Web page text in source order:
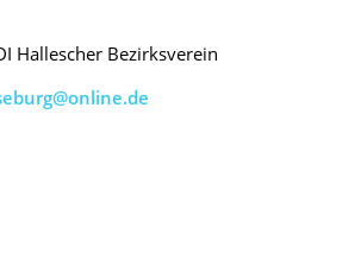
Bezirksverein